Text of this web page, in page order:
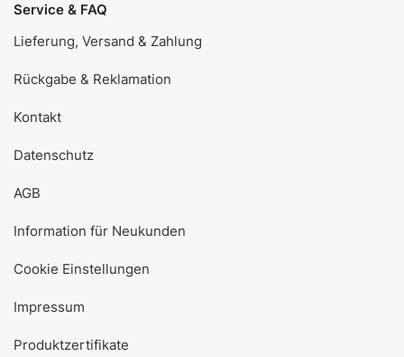
Service & FAQ
Lieferung, Versand & Zahlung
Rückgabe & Reklamation
Kontakt
Datenschutz
AGB
Information für Neukunden
Cookie Einstellungen
Impressum
Produktzertifikate